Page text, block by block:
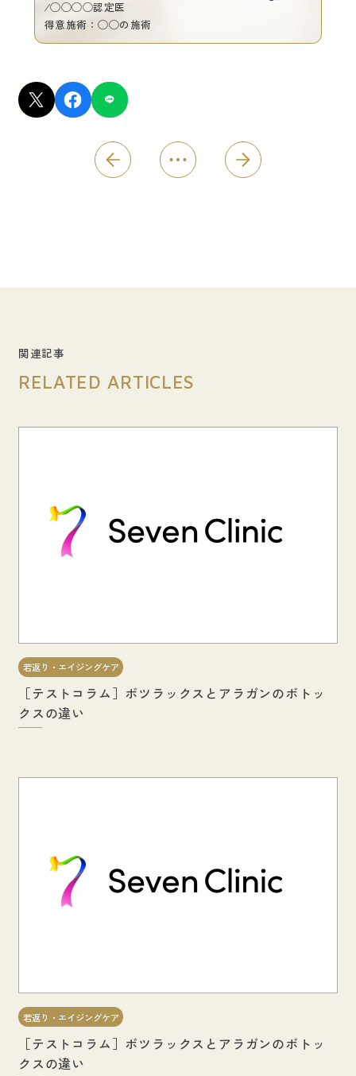
∕◯◯◯◯認定医
得意施術：◯◯の施術
関連記事
RELATED ARTICLES
若返り・エイジングケア
［テストコラム］ボツラックスとアラガンのボトッ
クスの違い
若返り・エイジングケア
［テストコラム］ボツラックスとアラガンのボトッ
クスの違い